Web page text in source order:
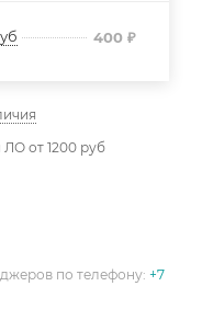
400 ₽
от 1200 руб
по телефону: +7